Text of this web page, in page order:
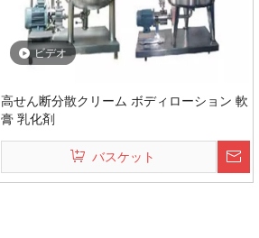
ビデオ
高せん断分散クリーム ボディローション 軟
膏 乳化剤
バスケット